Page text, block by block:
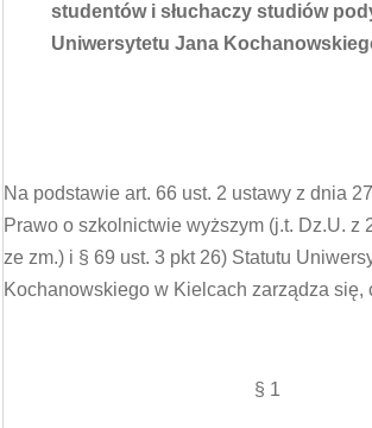
studentów i słuchaczy studiów
Uniwersytetu Jana
Na podstawie art. 66 ust. 2 ustawy z dnia
Prawo o szkolnictwie wyższym (j.t. Dz.U. z
ze zm.) i § 69 ust. 3 pkt 26) Statutu
Kochanowskiego w Kielcach zarządza się,
§ 1